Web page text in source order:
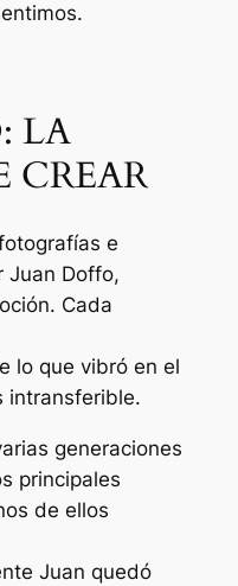
.
LA
CREAR
e
Juan Doffo,
Cada
lo que vibró en el
intransferible.
generaciones
principales
de ellos
Juan quedó